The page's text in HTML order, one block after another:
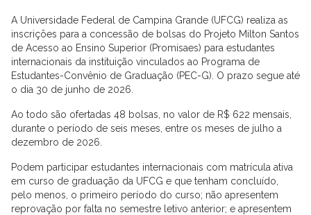
A Universidade Federal de Campina Grande (UFCG) realiza as
inscrições para a concessão de bolsas do Projeto Milton Santos
de Acesso ao Ensino Superior (Promisaes) para estudantes
internacionais da instituição vinculados ao Programa de
Estudantes-Convênio de Graduação (PEC-G). O prazo segue até
o dia 30 de junho de 2026.
Ao todo são ofertadas 48 bolsas, no valor de R$ 622 mensais,
durante o período de seis meses, entre os meses de julho a
dezembro de 2026.
Podem participar estudantes internacionais com matrícula ativa
em curso de graduação da UFCG e que tenham concluído,
pelo menos, o primeiro período do curso; não apresentem
reprovação por falta no semestre letivo anterior; e apresentem